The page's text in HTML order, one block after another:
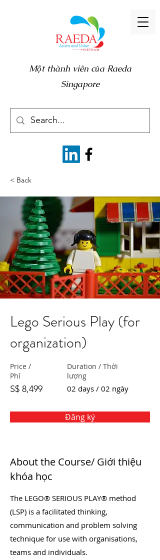
Một thành viên của Raeda
Singapore
< Back
Lego Serious Play (for
organization)
Price /
Phí
S$ 8,499
Duration / Thời
lượng
02 days / 02 ngày
Đăng ký
About the Course/ Giới thiệu
khóa học
The LEGO® SERIOUS PLAY® method
(LSP) is a facilitated thinking,
communication and problem solving
technique for use with organisations,
teams and individuals.